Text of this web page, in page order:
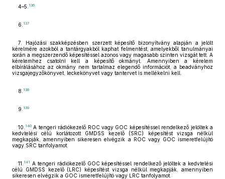
4–5. 136
6. 137
7. Hajózási szakképzésben szerzett képesítő bizonyítvány alapján a jelölt
kérelmére azokból a tantárgyakból kaphat felmentést, amelyekből tanulmányai
során a megszerzendő képesítéssel azonos vagy magasabb szinten vizsgát tett. A
kérelemhez csatolni kell a képesítő okmányt. Amennyiben a kérelem
elbírálásához az okmány nem tartalmaz elegendő információt, a beadványhoz
vizsgajegyzőkönyvet, leckekönyvet vagy tantervet is mellékelni kell.
8. 138
9. 139
10. 140 A tengeri rádiókezelő ROC vagy GOC képesítéssel rendelkező jelöltek a
kedvtelési célú korlátozott GMDSS kezelő (SRC) képesítést vizsga nélkül
megkapják, amennyiben sikeresen elvégzik a ROC vagy GOC ismeretfelújító
vagy SRC tanfolyamot.
11. 141 A tengeri rádiókezelő GOC képesítéssel rendelkező jelöltek a kedvtelési
célú GMDSS kezelő (LRC) képesítést vizsga nélkül megkapják, amennyiben
sikeresen elvégzik a GOC ismeretfelújító vagy LRC tanfolyamot.